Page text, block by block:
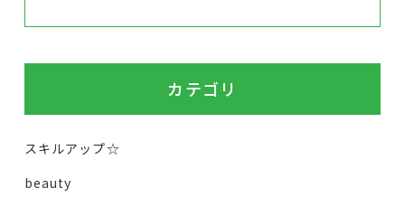
カテゴリ
スキルアップ☆
beauty